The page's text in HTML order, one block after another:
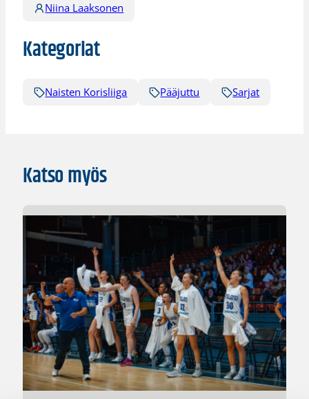
Niina Laaksonen
Kategoriat
Naisten Korisliiga Pääjuttu Sarjat
Katso myös